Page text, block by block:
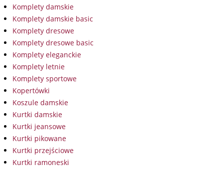
Komplety damskie
Komplety damskie basic
Komplety dresowe
Komplety dresowe basic
Komplety eleganckie
Komplety letnie
Komplety sportowe
Kopertówki
Koszule damskie
Kurtki damskie
Kurtki jeansowe
Kurtki pikowane
Kurtki przejściowe
Kurtki ramoneski